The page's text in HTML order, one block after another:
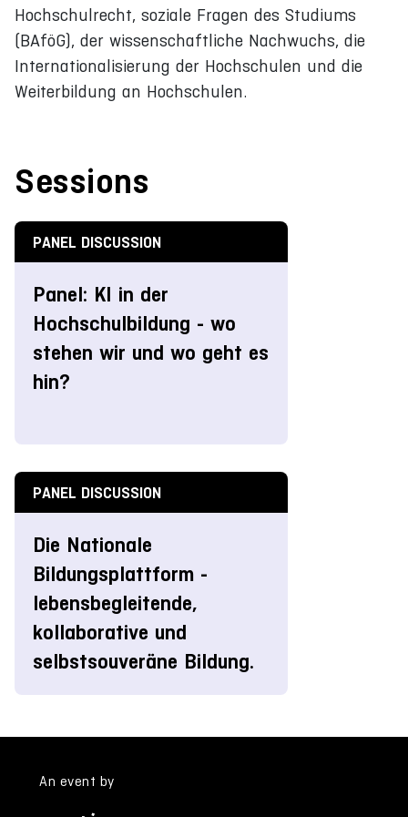
Hochschulrecht, soziale Fragen des Studiums
(BAföG), der wissenschaftliche Nachwuchs, die
Internationalisierung der Hochschulen und die
Weiterbildung an Hochschulen.
Sessions
PANEL DISCUSSION
Panel: KI in der
Hochschulbildung - wo
stehen wir und wo geht es
hin?
PANEL DISCUSSION
Die Nationale
Bildungsplattform -
lebensbegleitende,
kollaborative und
selbstsouveräne Bildung.
An event by